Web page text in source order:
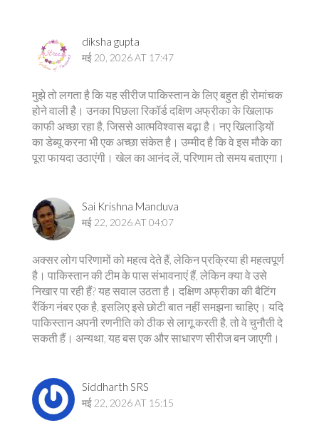
diksha gupta
मई 20, 2026 AT 17:47
मुझे तो लगता है कि यह सीरीज पाकिस्तान के लिए बहुत ही रोमांचक
होने वाली है। उनका पिछला रिकॉर्ड दक्षिण अफ्रीका के खिलाफ
काफी अच्छा रहा है, जिससे आत्मविश्वास बढ़ा है। नए खिलाड़ियों
का डेब्यू करना भी एक अच्छा संकेत है। उम्मीद है कि वे इस मौके का
पूरा फायदा उठाएंगी। खेल का आनंद लें, परिणाम तो समय बताएगा।
Sai Krishna Manduva
मई 22, 2026 AT 04:07
अक्सर लोग परिणामों को महत्व देते हैं, लेकिन प्रक्रिया ही महत्वपूर्ण
है। पाकिस्तान की टीम के पास संभावनाएं हैं, लेकिन क्या वे उसे
निखार पा रही हैं? यह सवाल उठता है। दक्षिण अफ्रीका की बैटिंग
रैंकिंग नंबर एक है, इसलिए इसे छोटी बात नहीं समझना चाहिए। यदि
पाकिस्तान अपनी रणनीति को ठीक से लागू करती है, तो वे चुनौती दे
सकती हैं। अन्यथा, यह बस एक और साधारण सीरीज बन जाएगी।
Siddharth SRS
मई 22, 2026 AT 15:15